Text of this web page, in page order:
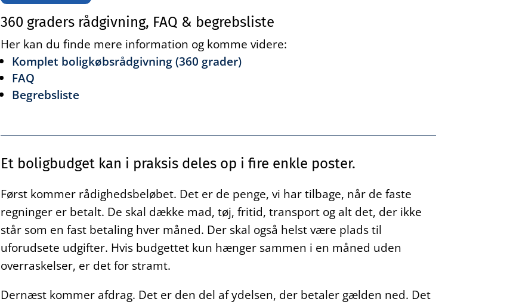
360 graders rådgivning, FAQ & begrebsliste
Her kan du finde mere information og komme videre:
Komplet boligkøbsrådgivning (360 grader)
FAQ
Begrebsliste
Et boligbudget kan i praksis deles op i fire enkle poster.
Først kommer rådighedsbeløbet. Det er de penge, vi har tilbage, når de faste
regninger er betalt. De skal dække mad, tøj, fritid, transport og alt det, der ikke
står som en fast betaling hver måned. Der skal også helst være plads til
uforudsete udgifter. Hvis budgettet kun hænger sammen i en måned uden
overraskelser, er det for stramt.
Dernæst kommer afdrag. Det er den del af ydelsen, der betaler gælden ned. Det